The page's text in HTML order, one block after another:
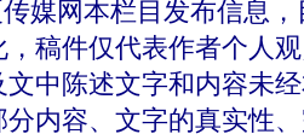
媒网本栏目发布信息
稿件仅代表作者个人
中陈述文字和内容未
内容、文字的真实性